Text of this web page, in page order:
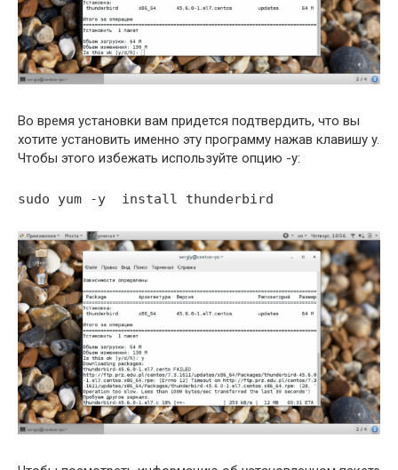
Во время установки вам придется подтвердить, что вы
хотите установить именно эту программу нажав клавишу y.
Чтобы этого избежать используйте опцию -y:
sudo yum -y install thunderbird